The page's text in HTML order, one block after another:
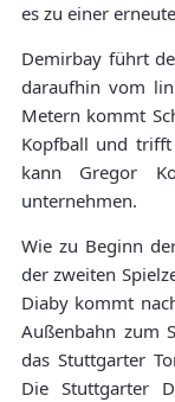
es zu einer
Demirbay führt
daraufhin vom
Metern kommt
Kopfball und trifft
kann Gregor
unternehmen.
Wie zu Beginn
der zweiten
Diaby kommt
Außenbahn zum
das Stuttgarter
Die Stuttgarter